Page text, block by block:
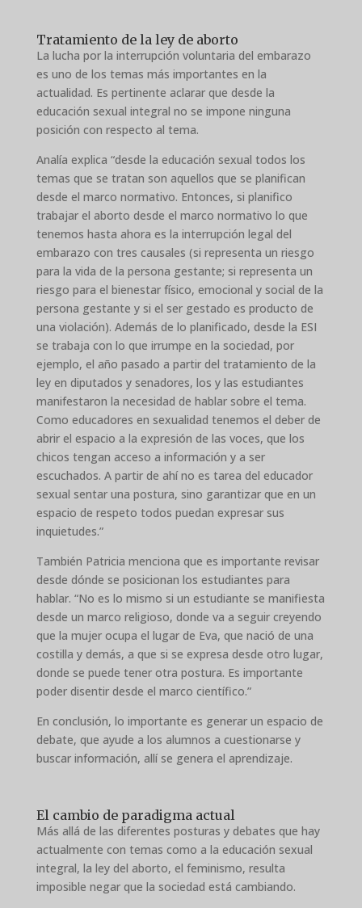
Tratamiento de la ley de aborto
La lucha por la interrupción voluntaria del embarazo
es uno de los temas más importantes en la
actualidad. Es pertinente aclarar que desde la
educación sexual integral no se impone ninguna
posición con respecto al tema.
Analía explica “desde la educación sexual todos los
temas que se tratan son aquellos que se planifican
desde el marco normativo. Entonces, si planifico
trabajar el aborto desde el marco normativo lo que
tenemos hasta ahora es la interrupción legal del
embarazo con tres causales (si representa un riesgo
para la vida de la persona gestante; si representa un
riesgo para el bienestar físico, emocional y social de la
persona gestante y si el ser gestado es producto de
una violación). Además de lo planificado, desde la ESI
se trabaja con lo que irrumpe en la sociedad, por
ejemplo, el año pasado a partir del tratamiento de la
ley en diputados y senadores, los y las estudiantes
manifestaron la necesidad de hablar sobre el tema.
Como educadores en sexualidad tenemos el deber de
abrir el espacio a la expresión de las voces, que los
chicos tengan acceso a información y a ser
escuchados. A partir de ahí no es tarea del educador
sexual sentar una postura, sino garantizar que en un
espacio de respeto todos puedan expresar sus
inquietudes.”
También Patricia menciona que es importante revisar
desde dónde se posicionan los estudiantes para
hablar. “No es lo mismo si un estudiante se manifiesta
desde un marco religioso, donde va a seguir creyendo
que la mujer ocupa el lugar de Eva, que nació de una
costilla y demás, a que si se expresa desde otro lugar,
donde se puede tener otra postura. Es importante
poder disentir desde el marco científico.”
En conclusión, lo importante es generar un espacio de
debate, que ayude a los alumnos a cuestionarse y
buscar información, allí se genera el aprendizaje.
El cambio de paradigma actual
Más allá de las diferentes posturas y debates que hay
actualmente con temas como a la educación sexual
integral, la ley del aborto, el feminismo, resulta
imposible negar que la sociedad está cambiando.